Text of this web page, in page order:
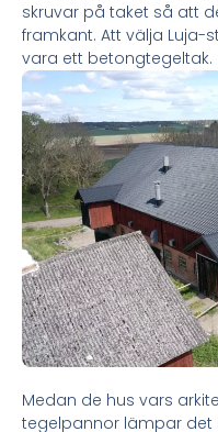
skruvar på taket så att
framkant. Att välja Luja-
vara ett betongtegeltak.
Medan de hus vars
tegelpannor lämpar